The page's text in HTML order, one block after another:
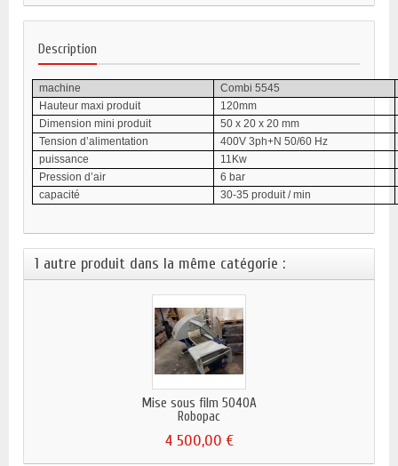
Description
machine
Combi 5545
Hauteur maxi produit
120mm
Dimension mini produit
50 x 20 x 20 mm
Tension d’alimentation
400V 3ph+N 50/60 Hz
puissance
11Kw
Pression d’air
6 bar
capacité
30-35 produit / min
1 autre produit dans la même catégorie :
Mise sous film 5040A
Robopac
4 500,00 €